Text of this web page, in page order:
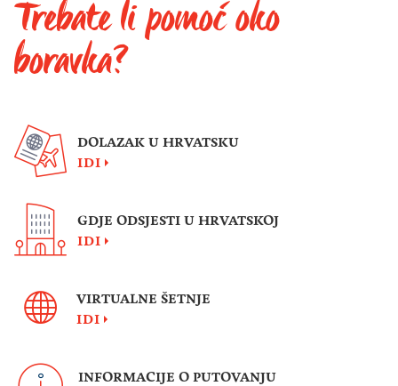
Trebate li pomoć oko
boravka?
DOLAZAK U HRVATSKU
IDI
GDJE ODSJESTI U HRVATSKOJ
IDI
VIRTUALNE ŠETNJE
IDI
INFORMACIJE O PUTOVANJU